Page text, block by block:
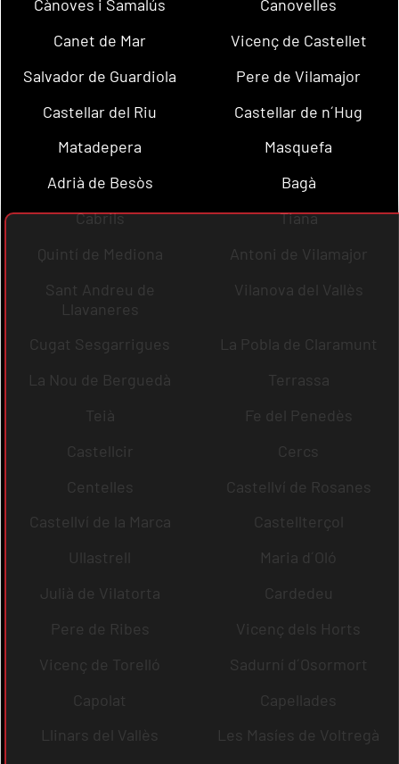
Cànoves i Samalús
Canovelles
Canet de Mar
Vicenç de Castellet
Salvador de Guardiola
Pere de Vilamajor
Castellar del Riu
Castellar de n´Hug
Matadepera
Masquefa
Adrià de Besòs
Bagà
Cabrils
Tiana
Quintí de Mediona
Antoni de Vilamajor
Sant Andreu de
Llavaneres
Vilanova del Vallès
Cugat Sesgarrigues
La Pobla de Claramunt
La Nou de Berguedà
Terrassa
Teià
Fe del Penedès
Castellcir
Cercs
Centelles
Castellví de Rosanes
Castellví de la Marca
Castellterçol
Ullastrell
Maria d´Oló
Julià de Vilatorta
Cardedeu
Pere de Ribes
Vicenç dels Horts
Vicenç de Torelló
Sadurní d´Osormort
Capolat
Capellades
Llinars del Vallès
Les Masíes de Voltregà